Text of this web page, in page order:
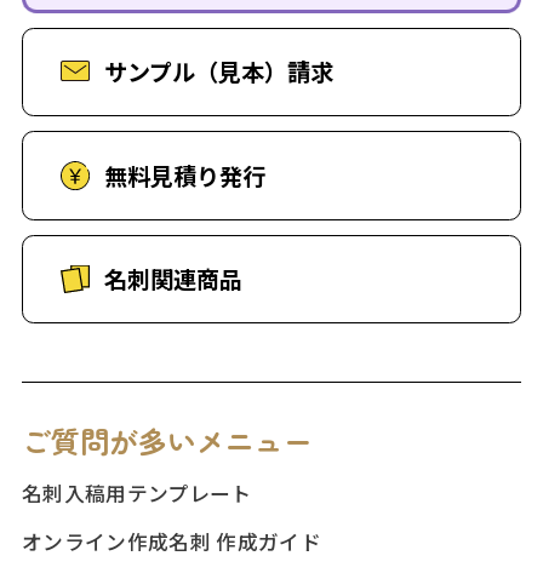
サンプル（見本）請求
無料見積り発行
名刺関連商品
ご質問が多いメニュー
名刺入稿用テンプレート
オンライン作成名刺 作成ガイド